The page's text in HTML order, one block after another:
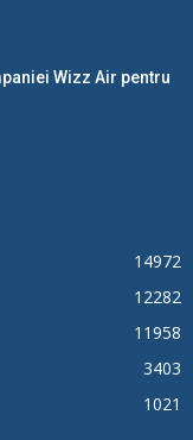
Wizz Air pentru
14972
12282
11958
3403
1021